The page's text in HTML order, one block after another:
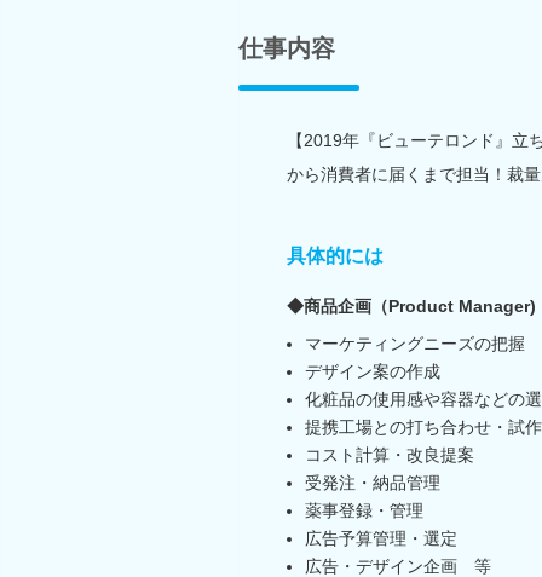
仕事内容
【2019年『ビューテロンド』
から消費者に届くまで担当！裁
具体的には
◆商品企画（Product Manager)
マーケティングニーズの把握
デザイン案の作成
化粧品の使用感や容器などの
提携工場との打ち合わせ・試作
コスト計算・改良提案
受発注・納品管理
薬事登録・管理
広告予算管理・選定
広告・デザイン企画 等